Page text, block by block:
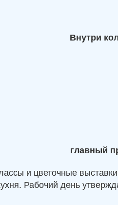
Внутри
главный
и цветочные
Рабочий день